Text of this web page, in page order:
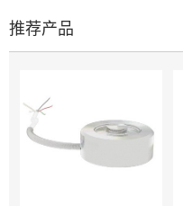
推荐产品